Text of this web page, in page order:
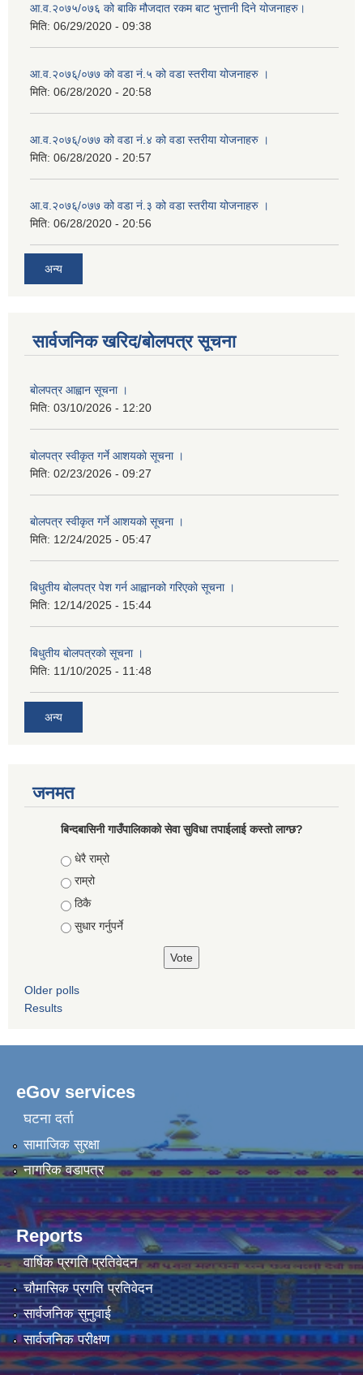
आ.व.२०७५/०७६ को बाकि मौजदात रकम बाट भुत्तानी दिने योजनाहरु।
मिति: 06/29/2020 - 09:38
आ.व.२०७६्/०७७ को वडा नं.५ को वडा स्तरीया योजनाहरु ।
मिति: 06/28/2020 - 20:58
आ.व.२०७६्/०७७ को वडा नं.४ को वडा स्तरीया योजनाहरु ।
मिति: 06/28/2020 - 20:57
आ.व.२०७६्/०७७ को वडा नं.३ को वडा स्तरीया योजनाहरु ।
मिति: 06/28/2020 - 20:56
अन्य
सार्वजनिक खरिद/बोलपत्र सूचना
बाेलपत्र आह्वान सूचना ।
मिति: 03/10/2026 - 12:20
बाेलपत्र स्वीकृत गर्ने आशयकाे सूचना ।
मिति: 02/23/2026 - 09:27
बाेलपत्र स्वीकृत गर्ने आशयकाे सूचना ।
मिति: 12/24/2025 - 05:47
बिधुतीय बाेलपत्र पेश गर्न आह्वानको गरिएकाे सूचना ।
मिति: 12/14/2025 - 15:44
बिधुतीय बाेलपत्रकाे सूचना ।
मिति: 11/10/2025 - 11:48
अन्य
जनमत
बिन्दबासिनी गाउँपालिकाको सेवा सुविधा तपाईलाई कस्तो लाग्छ?
Choices
धेरै राम्रो
राम्रो
ठिकै
सुधार गर्नुपर्ने
Older polls
Results
eGov services
घटना दर्ता
सामाजिक सुरक्षा
नागरिक वडापत्र
Reports
वार्षिक प्रगति प्रतिवेदन
चौमासिक प्रगति प्रतिवेदन
सार्वजनिक सुनुवाई
सार्वजनिक परीक्षण